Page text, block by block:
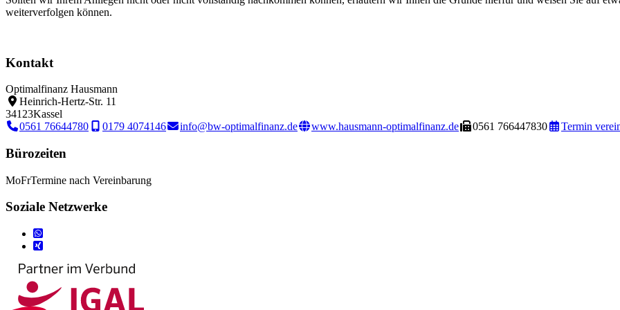
weiterverfolgen können.
Kontakt
Optimalfinanz Hausmann
Heinrich-Hertz-Str. 11
34123Kassel
0561 76644780
0179 4074146 info@bw-optimalfinanz.de www.hausmann-optimalfinanz.de 0561 766447830 Termin
Bürozeiten
MoFrTermine nach Vereinbarung
Soziale Netzwerke